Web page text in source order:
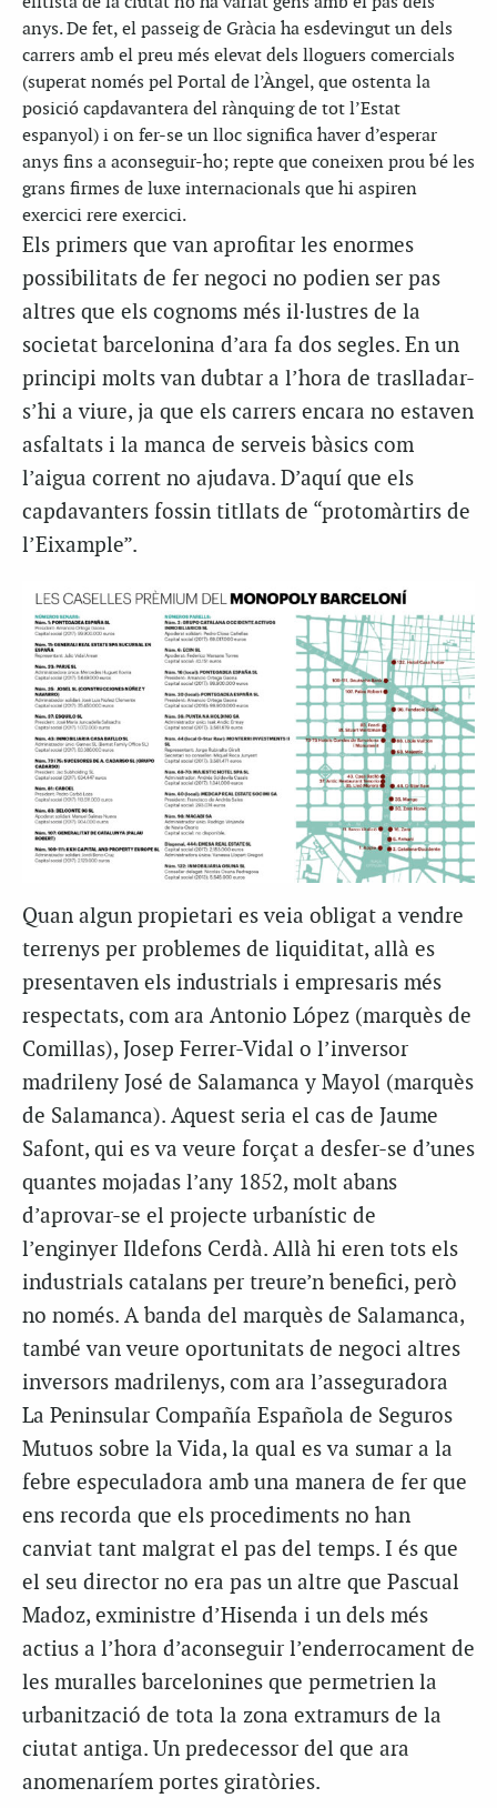
anys. De fet, el passeig de Gràcia ha esdevingut un dels
carrers amb el preu més elevat dels lloguers comercials
(superat només pel Portal de l’Àngel, que ostenta la
posició capdavantera del rànquing de tot l’Estat
espanyol) i on fer-se un lloc significa haver d’esperar
anys fins a aconseguir-ho; repte que coneixen prou bé les
grans firmes de luxe internacionals que hi aspiren
exercici rere exercici.
Els primers que van aprofitar les enormes
possibilitats de fer negoci no podien ser pas
altres que els cognoms més il·lustres de la
societat barcelonina d’ara fa dos segles. En un
principi molts van dubtar a l’hora de traslladar-
s’hi a viure, ja que els carrers encara no estaven
asfaltats i la manca de serveis bàsics com
l’aigua corrent no ajudava. D’aquí que els
capdavanters fossin titllats de “protomàrtirs de
l’Eixample”.
Quan algun propietari es veia obligat a vendre
terrenys per problemes de liquiditat, allà es
presentaven els industrials i empresaris més
respectats, com ara Antonio López (marquès de
Comillas), Josep Ferrer-Vidal o l’inversor
madrileny José de Salamanca y Mayol (marquès
de Salamanca). Aquest seria el cas de Jaume
Safont, qui es va veure forçat a desfer-se d’unes
quantes mojadas l’any 1852, molt abans
d’aprovar-se el projecte urbanístic de
l’enginyer Ildefons Cerdà. Allà hi eren tots els
industrials catalans per treure’n benefici, però
no només. A banda del marquès de Salamanca,
també van veure oportunitats de negoci altres
inversors madrilenys, com ara l’asseguradora
La Peninsular Compañía Española de Seguros
Mutuos sobre la Vida, la qual es va sumar a la
febre especuladora amb una manera de fer que
ens recorda que els procediments no han
canviat tant malgrat el pas del temps. I és que
el seu director no era pas un altre que Pascual
Madoz, exministre d’Hisenda i un dels més
actius a l’hora d’aconseguir l’enderrocament de
les muralles barcelonines que permetrien la
urbanització de tota la zona extramurs de la
ciutat antiga. Un predecessor del que ara
anomenaríem portes giratòries.